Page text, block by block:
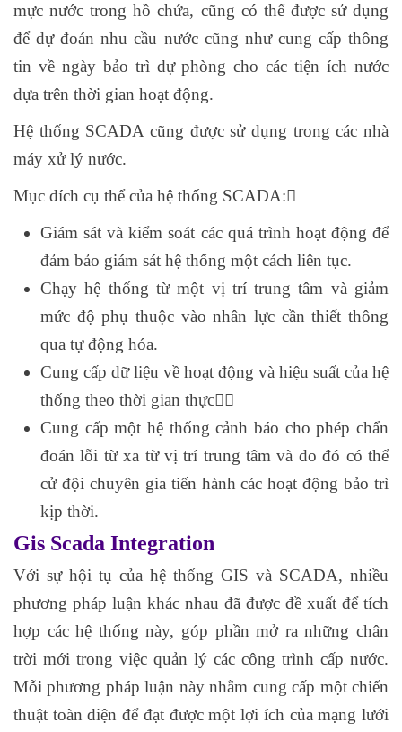
mực nước trong hồ chứa, cũng có thể được sử dụng
để dự đoán nhu cầu nước cũng như cung cấp thông
tin về ngày bảo trì dự phòng cho các tiện ích nước
dựa trên thời gian hoạt động.
Hệ thống SCADA cũng được sử dụng trong các nhà
máy xử lý nước.
Mục đích cụ thể của hệ thống SCADA:
Giám sát và kiểm soát các quá trình hoạt động để
đảm bảo giám sát hệ thống một cách liên tục.
Chạy hệ thống từ một vị trí trung tâm và giảm
mức độ phụ thuộc vào nhân lực cần thiết thông
qua tự động hóa.
Cung cấp dữ liệu về hoạt động và hiệu suất của hệ
thống theo thời gian thực
Cung cấp một hệ thống cảnh báo cho phép chẩn
đoán lỗi từ xa từ vị trí trung tâm và do đó có thể
cử đội chuyên gia tiến hành các hoạt động bảo trì
kịp thời.
Gis Scada Integration
Với sự hội tụ của hệ thống GIS và SCADA, nhiều
phương pháp luận khác nhau đã được đề xuất để tích
hợp các hệ thống này, góp phần mở ra những chân
trời mới trong việc quản lý các công trình cấp nước.
Mỗi phương pháp luận này nhằm cung cấp một chiến
thuật toàn diện để đạt được một lợi ích của mạng lưới